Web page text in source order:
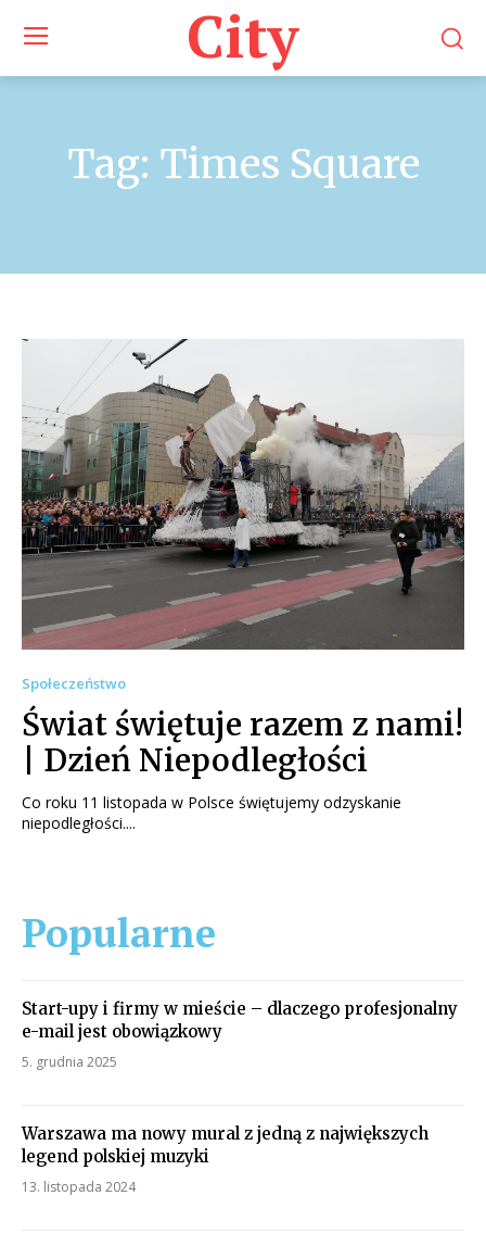
City
Tag: Times Square
Społeczeństwo
Świat świętuje razem z nami!
| Dzień Niepodległości
Co roku 11 listopada w Polsce świętujemy odzyskanie
niepodległości....
Popularne
Start-upy i firmy w mieście – dlaczego profesjonalny
e-mail jest obowiązkowy
5. grudnia 2025
Warszawa ma nowy mural z jedną z największych
legend polskiej muzyki
13. listopada 2024